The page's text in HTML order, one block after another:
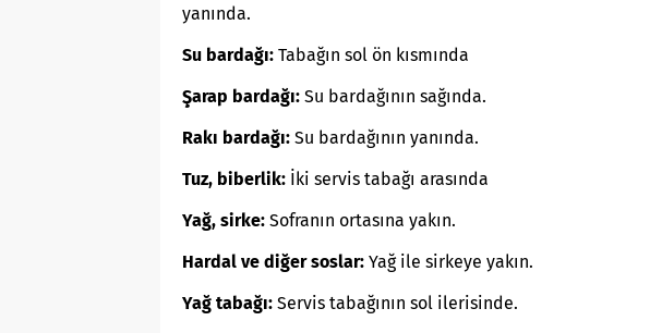
yanında.
Su bardağı: Tabağın sol ön kısmında
Şarap bardağı: Su bardağının sağında.
Rakı bardağı: Su bardağının yanında.
Tuz, biberlik: İki servis tabağı arasında
Yağ, sirke: Sofranın ortasına yakın.
Hardal ve diğer soslar: Yağ ile sirkeye yakın.
Yağ tabağı: Servis tabağının sol ilerisinde.